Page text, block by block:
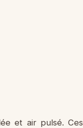
et air pulsé. Ces